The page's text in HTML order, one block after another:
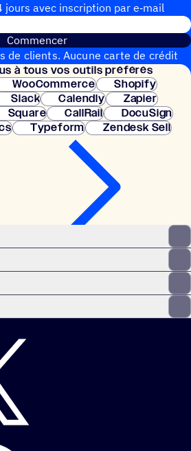
jours avec inscrip­tion par e‑mail
Commencer
de clients. Aucune carte de crédit
instantanée.
à tous vos outils préférés
WooCommerce
Shopify
Slack Calendly
Zapier
Square CallRail
DocuSign
Typeform Zendesk Sell